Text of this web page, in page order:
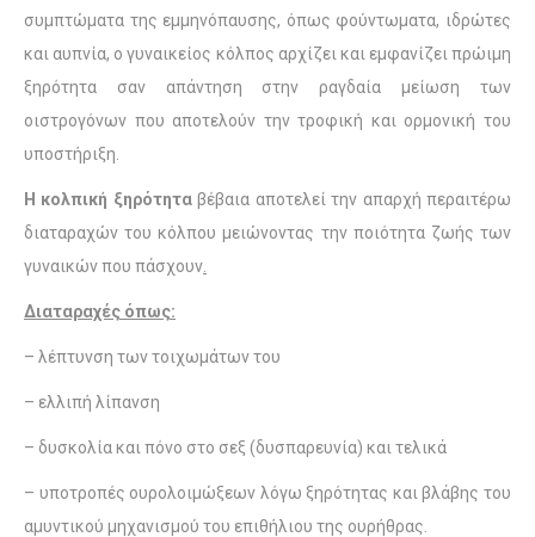
συμπτώματα της εμμηνόπαυσης, όπως φούντωματα, ιδρώτες
και αυπνία, ο γυναικείος κόλπος αρχίζει και εμφανίζει πρώιμη
ξηρότητα σαν απάντηση στην ραγδαία μείωση των
οιστρογόνων που αποτελούν την τροφική και ορμονική του
υποστήριξη.
Η κολπική ξηρότηταβέβαια αποτελεί την απαρχή περαιτέρω
διαταραχών του κόλπου μειώνοντας την ποιότητα ζωής των
γυναικών που πάσχουν
Διαταραχές όπως:
– λέπτυνση των τοιχωμάτων του
– ελλιπή λίπανση
– δυσκολία και πόνο στο σεξ (δυσπαρευνία) και τελικά
– υποτροπές ουρολοιμώξεων λόγω ξηρότητας και βλάβης του
αμυντικού μηχανισμού του επιθήλιου της ουρήθρας.